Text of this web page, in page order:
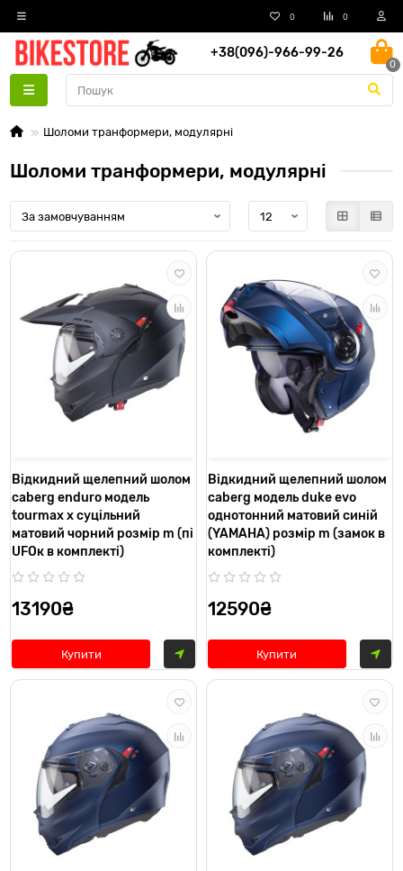
0 0
+38(096)-966-99-26
0
Шоломи транформери, модулярні
Шоломи транформери, модулярні
Відкидний щелепний шолом
caberg enduro модель
tourmax x суцільний
матовий чорний розмір m (пі
UFOк в комплекті)
13190₴
Купити
Відкидний щелепний шолом
caberg модель duke evo
однотонний матовий синій
(YAMAHA) розмір m (замок в
комплекті)
12590₴
Купити